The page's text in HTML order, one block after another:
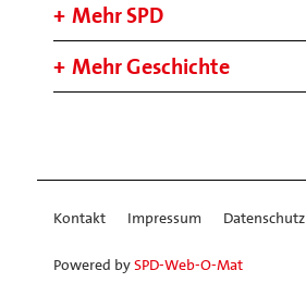
Mehr SPD
Mehr Geschichte
Kontakt Impressum Datenschutz
Powered bySPD-Web-O-Mat